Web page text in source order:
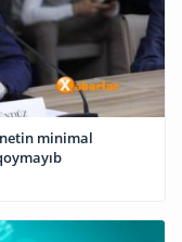
minimal